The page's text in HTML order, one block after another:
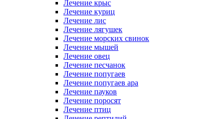
Лечение крыс
Лечение куриц
Лечение лис
Лечение лягушек
Лечение морских свинок
Лечение мышей
Лечение овец
Лечение песчанок
Лечение попугаев
Лечение попугаев ара
Лечение пауков
Лечение поросят
Лечение птиц